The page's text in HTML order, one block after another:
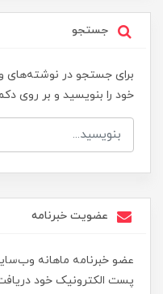
جستجو
برای جستجو در نوشته‌های
خود را بنویسید و بر روی
عضویت خبرنامه
عضو خبرنامه ماهانه
پست الکترونیک خود